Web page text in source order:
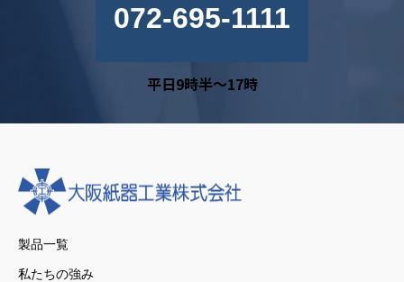
072-695-1111
平日9時半～17時
製品一覧
私たちの強み